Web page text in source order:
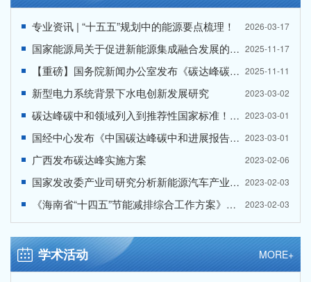
专业资讯 | “十五五”规划中的能源要点梳理！ 2026-03-17
国家能源局关于促进新能源集成融合发展的指导意见 2025-11-17
【重磅】国务院新闻办公室发布《碳达峰碳中和的中国行动》白皮书！（全文来了） 2025-11-11
新型电力系统背景下水电创新发展研究 2023-03-02
碳达峰碳中和领域列入到推荐性国家标准！《2023年国家标准立项指南》发布！ 2023-03-01
国经中心发布《中国碳达峰碳中和进展报告（2022）》 2023-03-01
广西发布碳达峰实施方案 2023-02-06
国家发改委产业司研究分析新能源汽车产业运行情况 2023-02-03
《海南省“十四五”节能减排综合工作方案》出台 2023-02-03
学术活动 MORE+